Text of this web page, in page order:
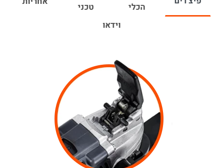
הכלי, המולטיטול מתאים למגוון רחב מאוד של
אביזרים שונים בשוק.
הכלי קל משקל (רק 0.79 ק"ג) וכולל ידית עזר
מומלץ לצפות בסרטון הסבר על המוצר בערוץ היוטיוב
הכלי מגיע עם תעודת אחריות ל-12 חודשים.
ניתן להרחיב את האחריות ל-24 חודשים ע"י
הזנת פרטי האחריות באתר(בכפוף לתקנון)
הכלי
טכני
וידאו